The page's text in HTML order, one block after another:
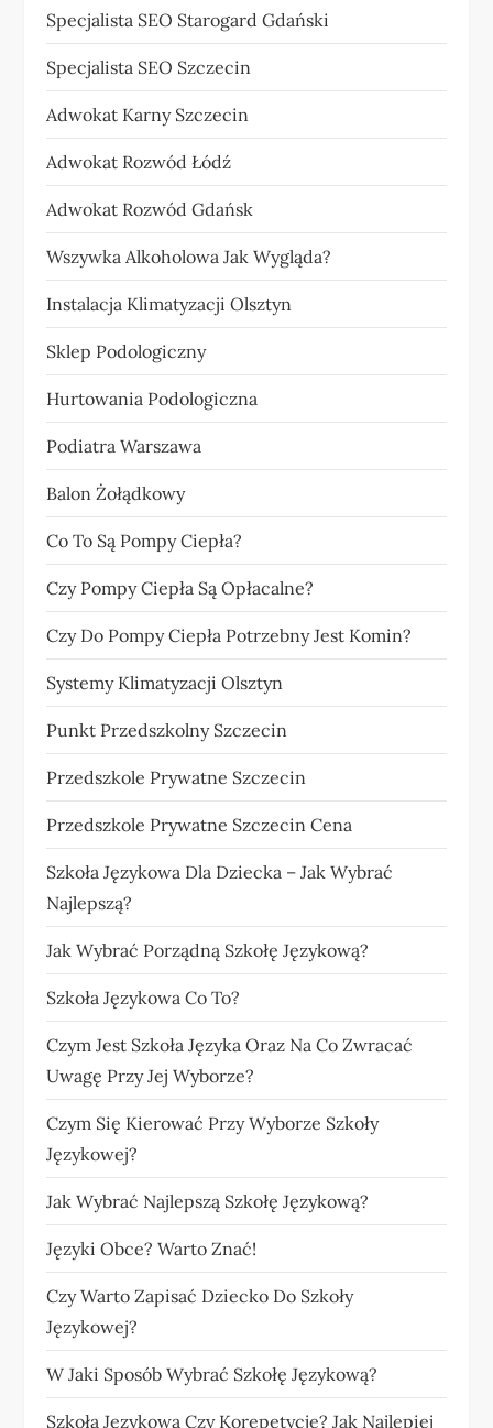
Specjalista SEO Starogard Gdański
Specjalista SEO Szczecin
Adwokat Karny Szczecin
Adwokat Rozwód Łódź
Adwokat Rozwód Gdańsk
Wszywka Alkoholowa Jak Wygląda?
Instalacja Klimatyzacji Olsztyn
Sklep Podologiczny
Hurtowania Podologiczna
Podiatra Warszawa
Balon Żołądkowy
Co To Są Pompy Ciepła?
Czy Pompy Ciepła Są Opłacalne?
Czy Do Pompy Ciepła Potrzebny Jest Komin?
Systemy Klimatyzacji Olsztyn
Punkt Przedszkolny Szczecin
Przedszkole Prywatne Szczecin
Przedszkole Prywatne Szczecin Cena
Szkoła Językowa Dla Dziecka – Jak Wybrać
Najlepszą?
Jak Wybrać Porządną Szkołę Językową?
Szkoła Językowa Co To?
Czym Jest Szkoła Języka Oraz Na Co Zwracać
Uwagę Przy Jej Wyborze?
Czym Się Kierować Przy Wyborze Szkoły
Językowej?
Jak Wybrać Najlepszą Szkołę Językową?
Języki Obce? Warto Znać!
Czy Warto Zapisać Dziecko Do Szkoły
Językowej?
W Jaki Sposób Wybrać Szkołę Językową?
Szkoła Językowa Czy Korepetycje? Jak Najlepiej